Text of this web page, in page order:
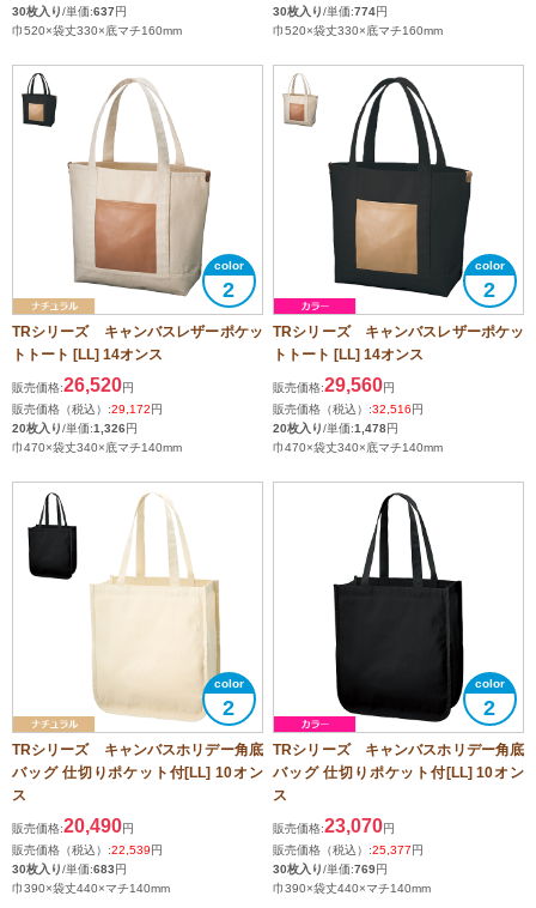
30枚入り/単価:637円
巾520×袋丈330×底マチ160mm
30枚入り/単価:774円
巾520×袋丈330×底マチ160mm
2
TRシリーズ キャンバスレザーポケッ
トトート [LL] 14オンス
販売価格:26,520円
販売価格（税込）:29,172円
20枚入り/単価:1,326円
巾470×袋丈340×底マチ140mm
2
TRシリーズ キャンバスレザーポケッ
トトート [LL] 14オンス
販売価格:29,560円
販売価格（税込）:32,516円
20枚入り/単価:1,478円
巾470×袋丈340×底マチ140mm
2
TRシリーズ キャンバスホリデー角底
バッグ 仕切りポケット付[LL] 10オン
ス
販売価格:20,490円
販売価格（税込）:22,539円
30枚入り/単価:683円
巾390×袋丈440×マチ140mm
2
TRシリーズ キャンバスホリデー角底
バッグ 仕切りポケット付[LL] 10オン
ス
販売価格:23,070円
販売価格（税込）:25,377円
30枚入り/単価:769円
巾390×袋丈440×マチ140mm